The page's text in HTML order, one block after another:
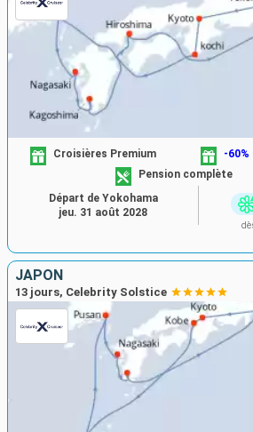
Croisières Premium
-
Pension complète
Départ de Yokohama
jeu. 31 août 2028
JAPON
13 jours, Celebrity Solstice